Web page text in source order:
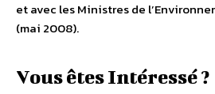
et avec les Ministres de
(mai 2008).
Vous êtes Intéressé ?